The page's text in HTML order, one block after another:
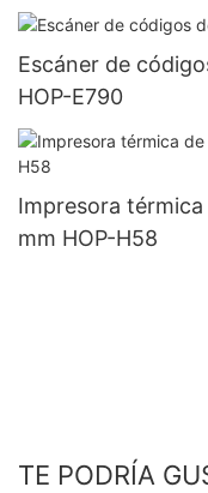
Escáner de
HOP-E790
Impresora
mm HOP-H58
TE PODRÍA